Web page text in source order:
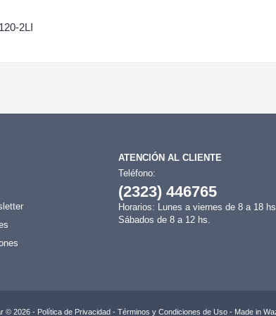
2LI
ATENCIÓN AL CLIENTE
Teléfono:
(2323) 446765
Horarios: Lunes a viernes de 8 a 18
Sábados de 8 a 12 hs.
© 2026 - Política de Privacidad - Términos y Condiciones de Uso - Made in